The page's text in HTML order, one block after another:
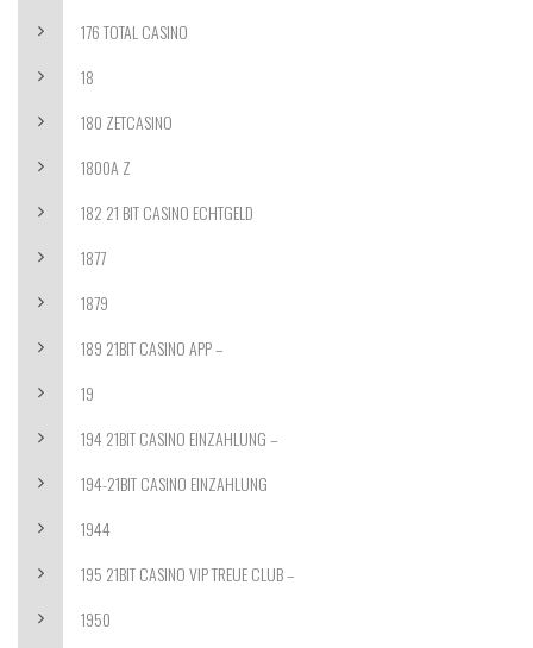
176 TOTAL CASINO
18
180 ZETCASINO
1800A Z
182 21 BIT CASINO ECHTGELD
1877
1879
189 21BIT CASINO APP –
19
194 21BIT CASINO EINZAHLUNG –
194-21BIT CASINO EINZAHLUNG
1944
195 21BIT CASINO VIP TREUE CLUB –
1950